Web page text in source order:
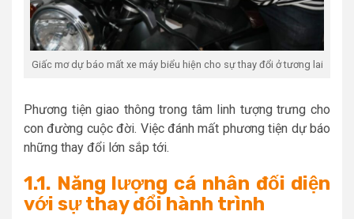
Giấc mơ dự báo mất xe máy biểu hiện cho sự thay đổi ở tương lai
Phương tiện giao thông trong tâm linh tượng trưng cho
con đường cuộc đời. Việc đánh mất phương tiện dự báo
những thay đổi lớn sắp tới.
1.1. Năng lượng cá nhân đối diện
với sự thay đổi hành trình